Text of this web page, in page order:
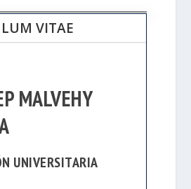
VITAE
MALVEHY
UNIVERSITARIA